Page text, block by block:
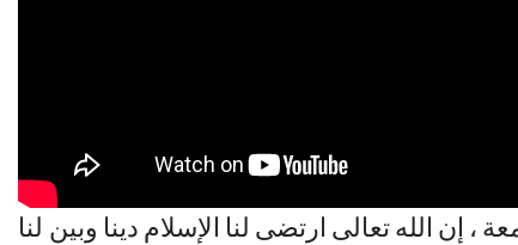
الله تعالى ارتضى لنا الإسلام دينا وبين لنا